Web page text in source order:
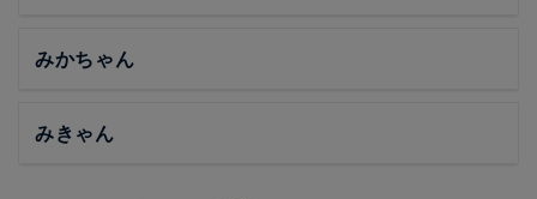
みかちゃん
みきゃん